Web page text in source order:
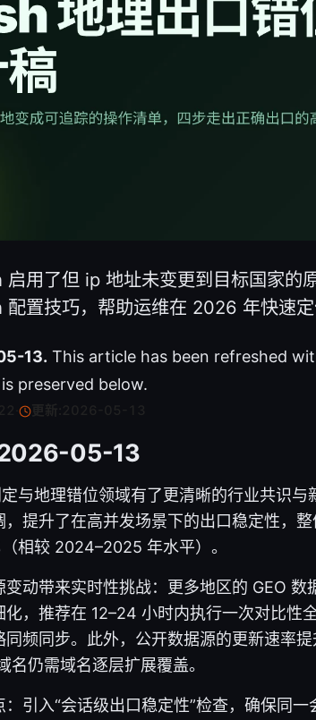
用了但 ip 地址未变更到目标国家的
置技巧，帮助运维在 2026 年快速定
13. This article has been refreshed
preserved below.
更新:
05-13
与地理错位领域有了更清晰的行业共识与
，提升了在高并发场景下的出口稳定性，
相较 2024–2025 年水平）。
动带来实时性挑战：更多地区的 GEO
化，推荐在 12–24 小时内执行一次对比性
同频同步。此外，公开数据源的更新速率
名仍需域名逐层扩展覆盖。
引入“会话级出口稳定性”检查，确保同